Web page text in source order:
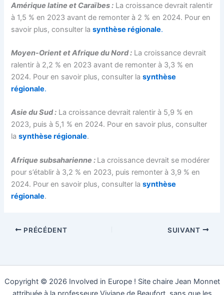
Amérique latine et Caraïbes : La croissance devrait ralentir
à 1,5 % en 2023 avant de remonter à 2 % en 2024. Pour en
savoir plus, consulter lasynthèse régionale.
Moyen-Orient et Afrique du Nord : La croissance devrait
ralentir à 2,2 % en 2023 avant de remonter à 3,3 % en
2024. Pour en savoir plus, consulter lasynthèse
régionale.
Asie du Sud : La croissance devrait ralentir à 5,9 % en
2023, puis à 5,1 % en 2024. Pour en savoir plus, consulter
lasynthèse régionale.
Afrique subsaharienne : La croissance devrait se modérer
pour s’établir à 3,2 % en 2023, puis remonter à 3,9 % en
2024. Pour en savoir plus, consulter lasynthèse
régionale.
PRÉCÉDENT SUIVANT
Copyright © 2026 Involved in Europe ! Site chaire Jean Monnet